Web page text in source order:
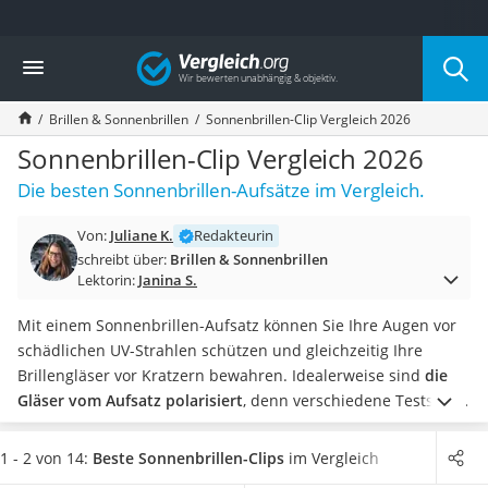
Die beliebtesten Vergleiche nach Kategorie
Mode
Boxershorts
Cellulite-Leggings
Herrensocken
Polarisierte Sonnenbrille
Hausschuhe Herren
Suunto-Uhr
Überzieh-Sonnenbrille
Sneaker Herren
Geldbörse Herren
Knirps-Regenschirm
Periodenunterwäsche
RFID-Schutzkarte
Motorradbrillen
Vergleich
Brillen & Sonnenbrillen Sonnenbrillen-Clip Vergleich 2026
Sonnenbrillen-Clip Vergleich 2026
Die besten Sonnenbrillen-Aufsätze im Vergleich.
Von: Juliane K.
Redakteurin
schreibt über: Brillen & Sonnenbrillen
Lektorin: Janina S.
Mit einem Sonnenbrillen-Aufsatz können Sie Ihre Augen vor
schädlichen UV-Strahlen schützen und gleichzeitig Ihre
Brillengläser vor Kratzern bewahren. Idealerweise sind die
Gläser vom Aufsatz polarisiert, denn verschiedene Tests im
Internet haben festgestellt, dass diese Modelle den Kontrast
erhöhen und Spiegelungen ausblenden können. Suchen Sie
1 - 2 von 14: Beste Sonnenbrillen-Clips im Vergleich